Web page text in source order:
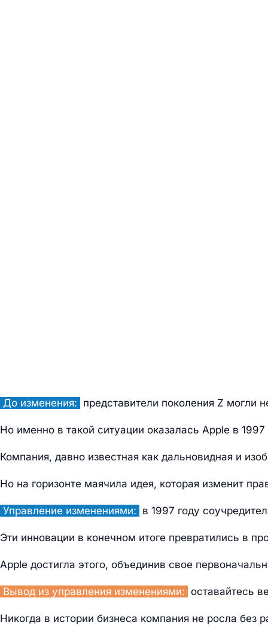
До изменения: представители поколения Z могли
Но именно в такой ситуации оказалась Apple в
Компания, давно известная как дальновидная и
Но на горизонте маячила идея, которая изменит
Управление изменениями: в 1997 году
Эти инновации в конечном итоге превратились в
Apple достигла этого, объединив свое
Вывод из управления изменениями: оставайтесь
Никогда в истории бизнеса компания не росла